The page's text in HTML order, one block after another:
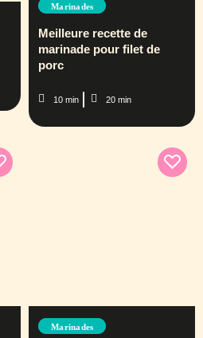
Marinades
Meilleure recette de
marinade pour filet de
porc
10 min 20 min
Marinades